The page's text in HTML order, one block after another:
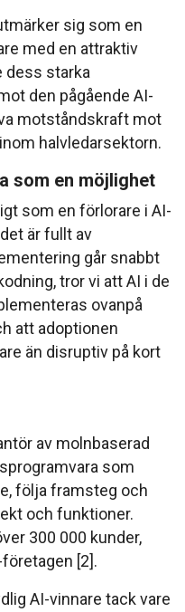
sig som en
med en attraktiv
dess starka
den pågående AI-
motståndskraft mot
halvledarsektorn.
som en möjlighet
som en förlorare i AI-
är fullt av
går snabbt
tror vi att AI i de
ovanpå
att adoptionen
än disruptiv på kort
av molnbaserad
som
följa framsteg och
och funktioner.
300 000 kunder,
[2].
AI-vinnare tack vare